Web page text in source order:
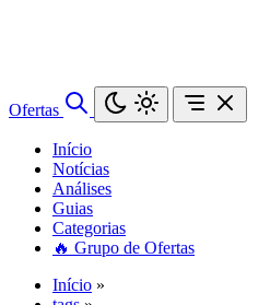
Ofertas
Início
Notícias
Análises
Guias
Categorias
🔥 Grupo de Ofertas
Início »